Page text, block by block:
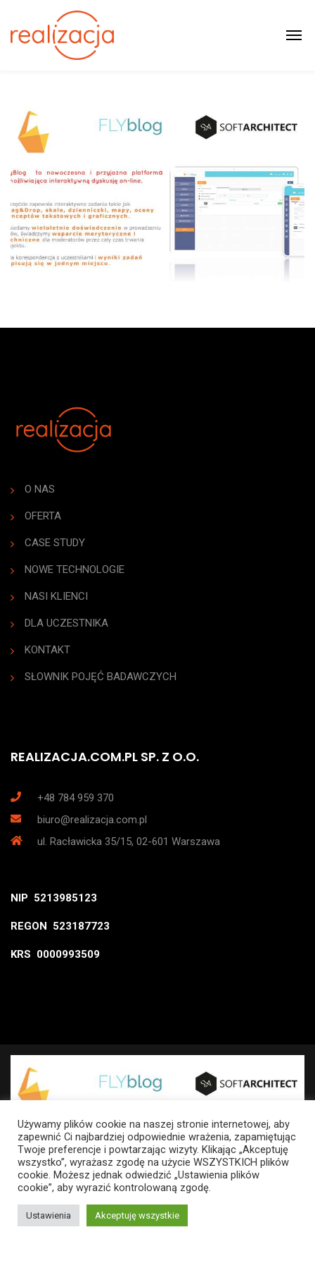
O NAS
OFERTA
CASE STUDY
NOWE TECHNOLOGIE
NASI KLIENCI
DLA UCZESTNIKA
KONTAKT
SŁOWNIK POJĘĆ BADAWCZYCH
REALIZACJA.COM.PL SP. Z O.O.
+48 784 959 370
biuro@realizacja.com.pl
ul. Racławicka 35/15, 02-601 Warszawa
NIP 5213985123
REGON 523187723
KRS 0000993509
Używamy plików cookie na naszej stronie internetowej, aby
zapewnić Ci najbardziej odpowiednie wrażenia, zapamiętując
Twoje preferencje i powtarzając wizyty. Klikając „Akceptuję
wszystko”, wyrażasz zgodę na użycie WSZYSTKICH plików
cookie. Możesz jednak odwiedzić „Ustawienia plików
cookie”, aby wyrazić kontrolowaną zgodę.
Ustawienia Akceptuję wszystkie